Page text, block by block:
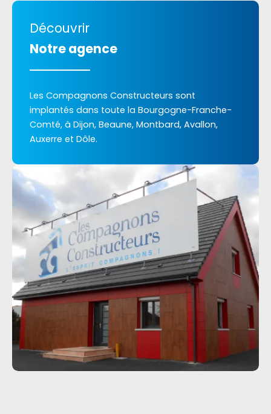
Découvrir
Notre agence
Les Compagnons Constructeurs sont
implantés dans toute la Bourgogne-Franche-
Comté, à Dijon, Beaune, Montbard, Avallon,
Auxerre et Dôle.